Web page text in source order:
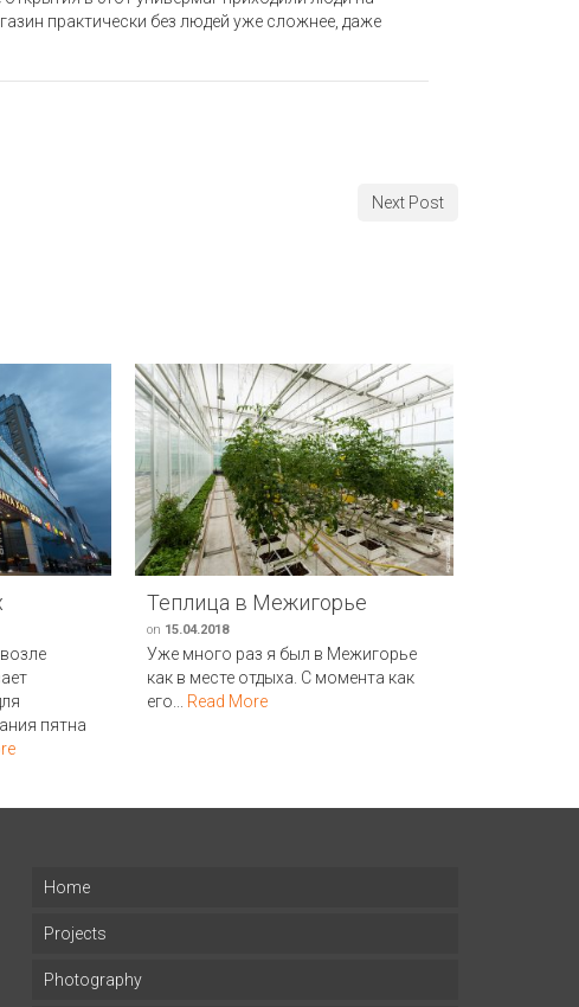
практически без людей уже сложнее, даже
Next Post
пятна
Теплица в Межигорье
on 15.04.2018
Уже много раз я был в Межигорье
как в месте отдыха. С момента как
его... Read More
Home
Projects
Photography